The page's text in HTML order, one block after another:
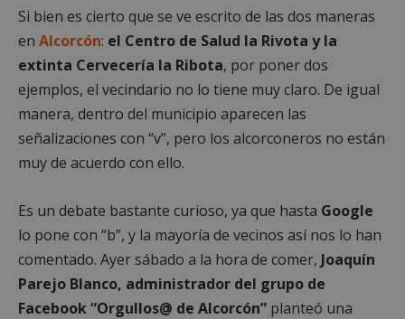
Si bien es cierto que se ve escrito de las dos maneras
en Alcorcón: el Centro de Salud la Rivota y la
extinta Cervecería la Ribota, por poner dos
ejemplos, el vecindario no lo tiene muy claro. De igual
manera, dentro del municipio aparecen las
señalizaciones con “v”, pero los alcorconeros no están
muy de acuerdo con ello.
Es un debate bastante curioso, ya que hasta Google
lo pone con “b”, y la mayoría de vecinos así nos lo han
comentado. Ayer sábado a la hora de comer, Joaquín
Parejo Blanco, administrador del grupo de
Facebook “Orgullos@ de Alcorcón” planteó una